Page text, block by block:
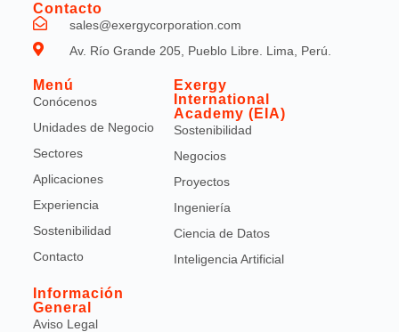
Contacto
sales@exergycorporation.com
Av. Río Grande 205, Pueblo Libre. Lima, Perú.
Menú
Conócenos
Unidades de Negocio
Sectores
Aplicaciones
Experiencia
Sostenibilidad
Contacto
Exergy
International
Academy (EIA)
Sostenibilidad
Negocios
Proyectos
Ingeniería
Ciencia de Datos
Inteligencia Artificial
Información
General
Aviso Legal